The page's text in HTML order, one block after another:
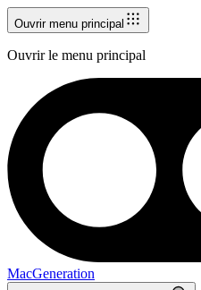
Ouvrir menu principal
Ouvrir le menu principal
MacGeneration